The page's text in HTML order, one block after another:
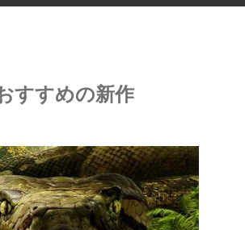
すすめの新作